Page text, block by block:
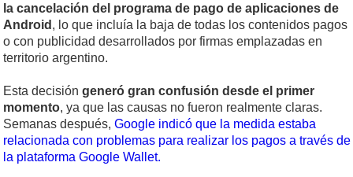
la cancelación del programa de pago de aplicaciones de
Android , lo que incluía la baja de todas los contenidos pagos
o con publicidad desarrollados por firmas emplazadas en
territorio argentino.
Esta decisión generó gran confusión desde el primer
momento, ya que las causas no fueron realmente claras.
Semanas después, Google indicó que la medida estaba
relacionada con problemas para realizar los pagos a través de
la plataforma Google Wallet.